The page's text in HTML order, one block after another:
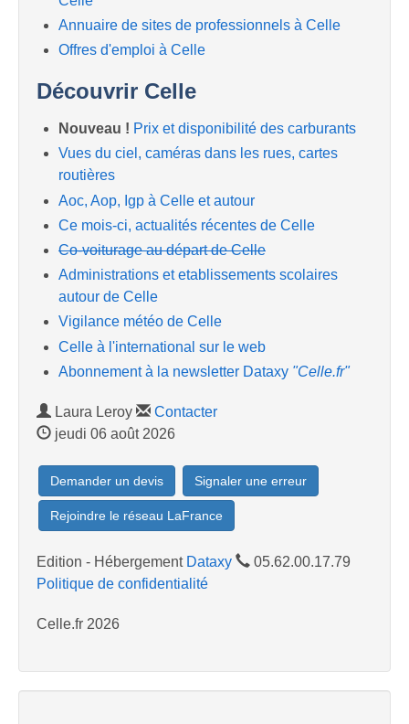
Annuaire de sites de professionnels à Celle
Offres d'emploi à Celle
Découvrir Celle
Nouveau ! Prix et disponibilité des carburants
Vues du ciel, caméras dans les rues, cartes
routières
Aoc, Aop, Igp à Celle et autour
Ce mois-ci, actualités récentes de Celle
Co-voiturage au départ de Celle
Administrations et etablissements scolaires
autour de Celle
Vigilance météo de Celle
Celle à l'international sur le web
Abonnement à la newsletter Dataxy "Celle.fr"
Laura Leroy
Contacter
jeudi 06 août 2026
Demander un devis Signaler une erreur
Rejoindre le réseau LaFrance
Edition - Hébergement Dataxy
05.62.00.17.79
Politique de confidentialité
Celle.fr 2026